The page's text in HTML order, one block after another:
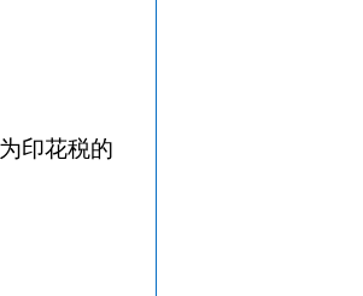
印花税的